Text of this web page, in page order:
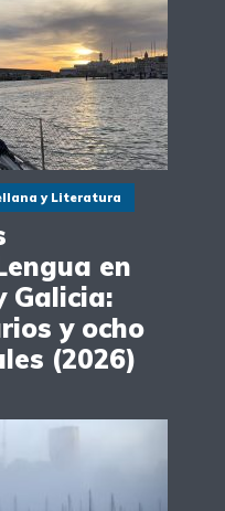
y Literatura
en
Galicia:
y ocho
(2026)